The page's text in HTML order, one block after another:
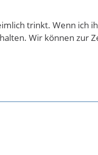
trinkt. Wenn ich
Wir können zur